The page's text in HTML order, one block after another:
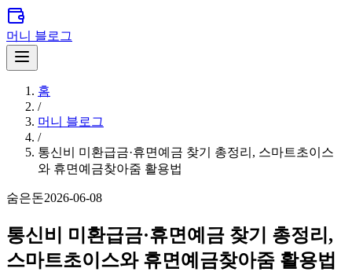
머니 블로그
홈
/
머니 블로그
/
통신비 미환급금·휴면예금 찾기 총정리, 스마트초이스
와 휴면예금찾아줌 활용법
숨은돈2026-06-08
통신비 미환급금·휴면예금 찾기 총정리,
스마트초이스와 휴면예금찾아줌 활용법